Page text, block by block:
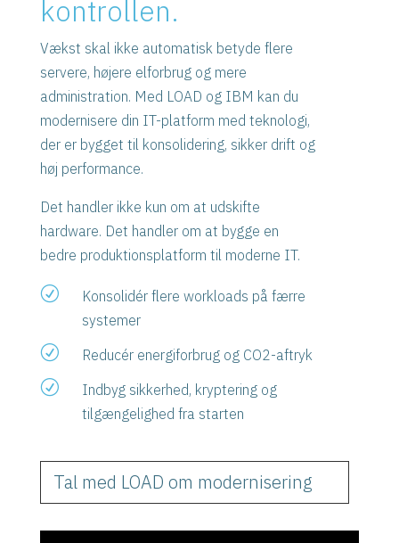
kontrollen.
Vækst skal ikke automatisk betyde flere
servere, højere elforbrug og mere
administration. Med LOAD og IBM kan du
modernisere din IT-platform med teknologi,
der er bygget til konsolidering, sikker drift og
høj performance.
Det handler ikke kun om at udskifte
hardware. Det handler om at bygge en
bedre produktionsplatform til moderne IT.
R
Konsolidér flere workloads på færre
systemer
R
Reducér energiforbrug og CO2-aftryk
R
Indbyg sikkerhed, kryptering og
tilgængelighed fra starten
Tal med LOAD om modernisering